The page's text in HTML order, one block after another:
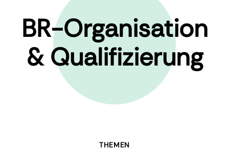
BR-Organisation
& Qualifizierung
THEMEN